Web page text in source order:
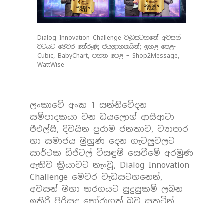
Dialog Innovation Challenge වැඩසටහනේ අවසන්
වටයට මෙවර තේරුණු ජයග්‍රාහකයින්; ඉහළ පෙළ-
Cubic, BabyChart, පහත පෙළ – Shop2Message,
WattWise
ලංකාවේ අංක 1 සන්නිවේදන
සම්පාදකයා වන ඩයලොග් ආසිආටා
පීඑල්සී, දිවයින පුරාම ජනතාව, ව්‍යාපාර
හා සමාජය මුහුණ දෙන ගැටලුවලට
සාර්ථක ඩිජිටල් විසඳුම් සෙවීමේ අරමුණ
ඇතිව ක්‍රියාවට නැංවූ, Dialog Innovation
Challenge මෙවර වැඩසටහනෙන්,
අවසන් මහා තරගයට සුදුසුකම් ලබන